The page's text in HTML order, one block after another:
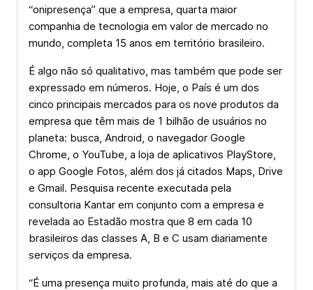
“onipresença” que a empresa, quarta maior
companhia de tecnologia em valor de mercado no
mundo, completa 15 anos em território brasileiro.
É algo não só qualitativo, mas também que pode ser
expressado em números. Hoje, o País é um dos
cinco principais mercados para os nove produtos da
empresa que têm mais de 1 bilhão de usuários no
planeta: busca, Android, o navegador Google
Chrome, o YouTube, a loja de aplicativos PlayStore,
o app Google Fotos, além dos já citados Maps, Drive
e Gmail. Pesquisa recente executada pela
consultoria Kantar em conjunto com a empresa e
revelada ao Estadão mostra que 8 em cada 10
brasileiros das classes A, B e C usam diariamente
serviços da empresa.
“É uma presença muito profunda, mais até do que a